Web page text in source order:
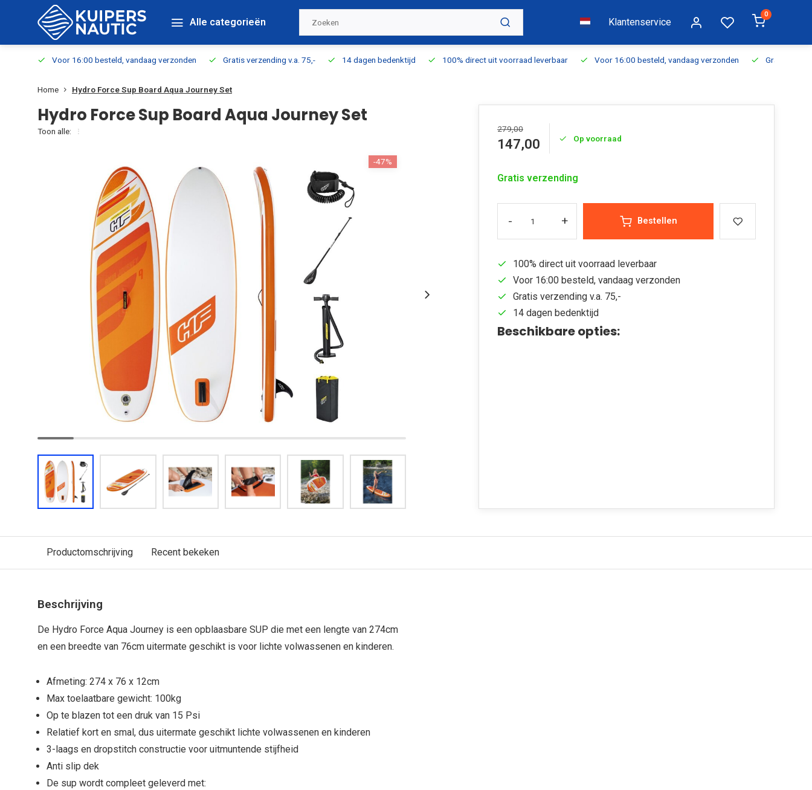
Alle categorieën Klantenservice
0
Voor 16:00 besteld, vandaag verzonden Gratis verzending v.a. 75,- 14 dagen bedenktijd 100% direct uit voorraad leverbaar Voor 16:00 besteld, vandaag verzonden Gratis
Home Hydro Force Sup Board Aqua Journey Set
Hydro Force Sup Board Aqua Journey Set
Toon alle:
-47%
279,00
147,00 Op voorraad
Gratis verzending
- + Bestellen
100% direct uit voorraad leverbaar
Voor 16:00 besteld, vandaag verzonden
Gratis verzending v.a. 75,-
14 dagen bedenktijd
Beschikbare opties:
Productomschrijving Recent bekeken
Beschrijving
De Hydro Force Aqua Journey is een opblaasbare SUP die met een lengte van 274cm
en een breedte van 76cm uitermate geschikt is voor lichte volwassenen en kinderen.
Afmeting: 274 x 76 x 12cm
Max toelaatbare gewicht: 100kg
Op te blazen tot een druk van 15 Psi
Relatief kort en smal, dus uitermate geschikt lichte volwassenen en kinderen
3-laags en dropstitch constructie voor uitmuntende stijfheid
Anti slip dek
De sup wordt compleet geleverd met: